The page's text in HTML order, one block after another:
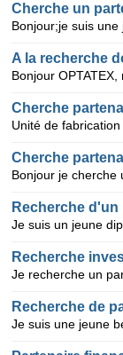
Cherche un
A la recherche
Cherche
Cherche
Recherche